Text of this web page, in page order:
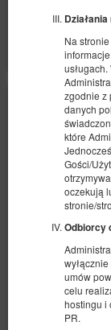
Na
zgodnie z
danych
które
Gości/
oczekują
stronie/
Odbiorcy
umów
celu
hostingu i
PR.